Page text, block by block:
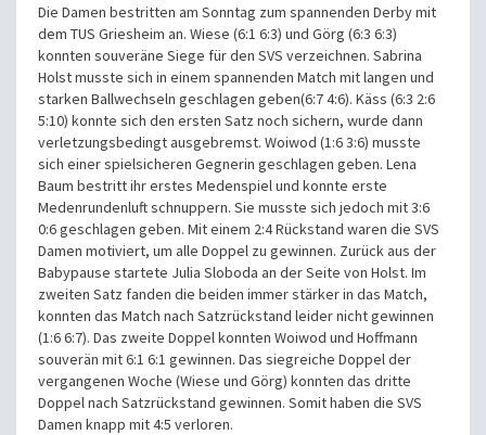
Die Damen bestritten am Sonntag zum spannenden Derby mit
dem TUS Griesheim an. Wiese (6:1 6:3) und Görg (6:3 6:3)
konnten souveräne Siege für den SVS verzeichnen. Sabrina
Holst musste sich in einem spannenden Match mit langen und
starken Ballwechseln geschlagen geben(6:7 4:6). Käss (6:3 2:6
5:10) konnte sich den ersten Satz noch sichern, wurde dann
verletzungsbedingt ausgebremst. Woiwod (1:6 3:6) musste
sich einer spielsicheren Gegnerin geschlagen geben. Lena
Baum bestritt ihr erstes Medenspiel und konnte erste
Medenrundenluft schnuppern. Sie musste sich jedoch mit 3:6
0:6 geschlagen geben. Mit einem 2:4 Rückstand waren die SVS
Damen motiviert, um alle Doppel zu gewinnen. Zurück aus der
Babypause startete Julia Sloboda an der Seite von Holst. Im
zweiten Satz fanden die beiden immer stärker in das Match,
konnten das Match nach Satzrückstand leider nicht gewinnen
(1:6 6:7). Das zweite Doppel konnten Woiwod und Hoffmann
souverän mit 6:1 6:1 gewinnen. Das siegreiche Doppel der
vergangenen Woche (Wiese und Görg) konnten das dritte
Doppel nach Satzrückstand gewinnen. Somit haben die SVS
Damen knapp mit 4:5 verloren.